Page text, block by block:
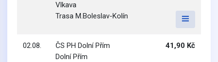
Vlkava
Trasa M.Boleslav-Kolín
02.08.
ČS PH Dolní Přím
Dolní Přím
41,90 Kč